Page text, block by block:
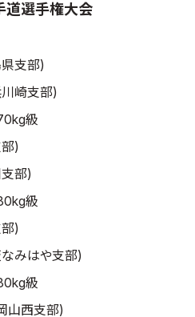
道選手権大会
支部)
崎支部)
級
)
部)
級
)
みはや支部)
級
山西支部)